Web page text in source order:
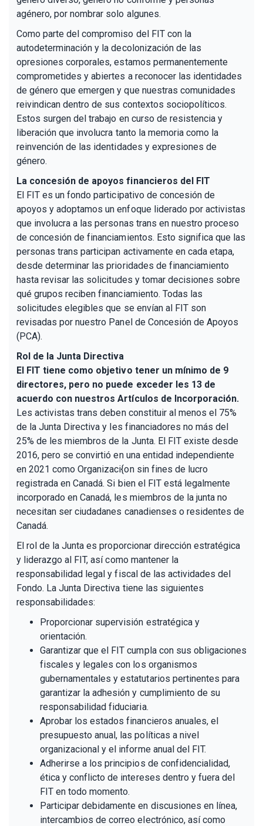
agénero, por nombrar solo algunes.
Como parte del compromiso del FIT con la
autodeterminación y la decolonización de las
opresiones corporales, estamos permanentemente
comprometides y abiertes a reconocer las identidades
de género que emergen y que nuestras comunidades
reivindican dentro de sus contextos sociopolíticos.
Estos surgen del trabajo en curso de resistencia y
liberación que involucra tanto la memoria como la
reinvención de las identidades y expresiones de
género.
La concesión de apoyos financieros del FIT
El FIT es un fondo participativo de concesión de
apoyos y adoptamos un enfoque liderado por activistas
que involucra a las personas trans en nuestro proceso
de concesión de financiamientos. Esto significa que las
personas trans participan activamente en cada etapa,
desde determinar las prioridades de financiamiento
hasta revisar las solicitudes y tomar decisiones sobre
qué grupos reciben financiamiento. Todas las
solicitudes elegibles que se envían al FIT son
revisadas por nuestro Panel de Concesión de Apoyos
(PCA).
Rol de la Junta Directiva
El FIT tiene como objetivo tener un mínimo de 9
directores, pero no puede exceder les 13 de
acuerdo con nuestros Artículos de Incorporación.
Les activistas trans deben constituir al menos el 75%
de la Junta Directiva y les financiadores no más del
25% de les miembros de la Junta. El FIT existe desde
2016, pero se convirtió en una entidad independiente
en 2021 como Organizaci{on sin fines de lucro
registrada en Canadá. Si bien el FIT está legalmente
incorporado en Canadá, les miembros de la junta no
necesitan ser ciudadanes canadienses o residentes de
Canadá.
El rol de la Junta es proporcionar dirección estratégica
y liderazgo al FIT, así como mantener la
responsabilidad legal y fiscal de las actividades del
Fondo. La Junta Directiva tiene las siguientes
responsabilidades:
Proporcionar supervisión estratégica y
orientación.
Garantizar que el FIT cumpla con sus obligaciones
fiscales y legales con los organismos
gubernamentales y estatutarios pertinentes para
garantizar la adhesión y cumplimiento de su
responsabilidad fiduciaria.
Aprobar los estados financieros anuales, el
presupuesto anual, las políticas a nivel
organizacional y el informe anual del FIT.
Adherirse a los principios de confidencialidad,
ética y conflicto de intereses dentro y fuera del
FIT en todo momento.
Participar debidamente en discusiones en línea,
intercambios de correo electrónico, así como